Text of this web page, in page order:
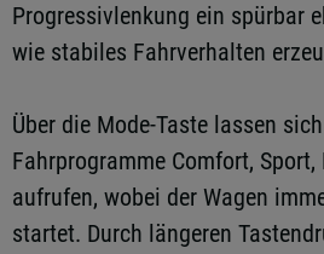
Progressivlenkung ein spürbar
wie stabiles Fahrverhalten
Über die Mode-Taste lassen
Fahrprogramme Comfort,
aufrufen, wobei der Wagen
startet. Durch längeren